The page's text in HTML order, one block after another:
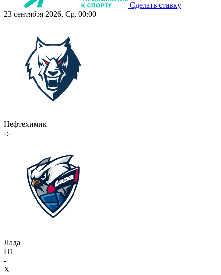
Сделать ставку
23 сентября 2026, Ср, 00:00
Нефтехимик
-:-
Лада
П1
-
X